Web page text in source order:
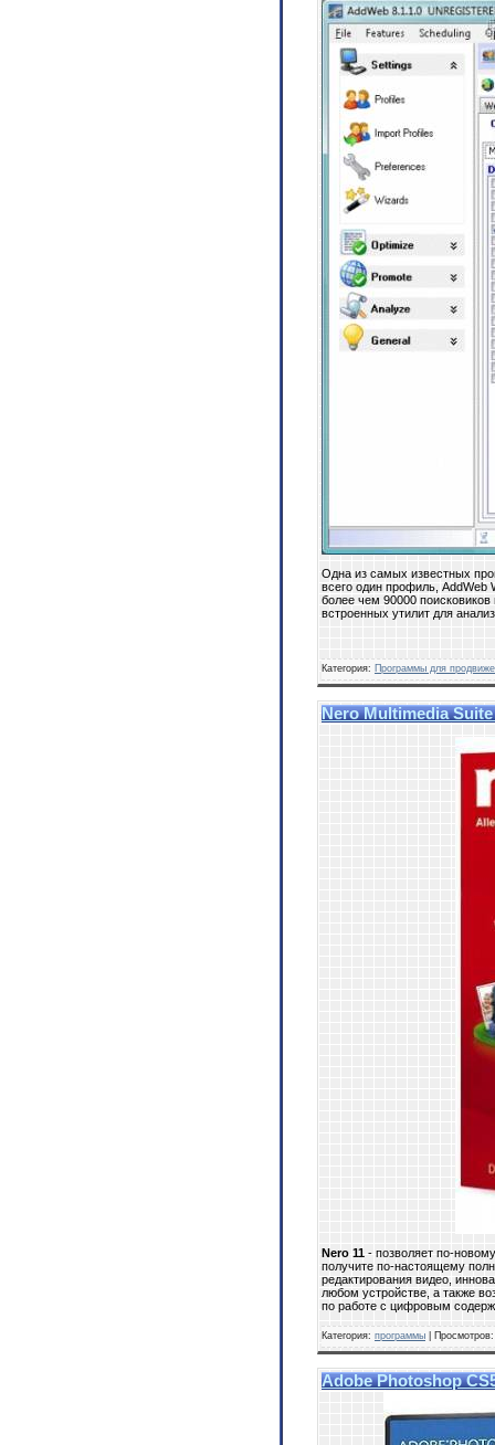
Одна из самых известных
всего один профиль,
более чем 90000
встроенных утилит для
Категория: Программы для
Nero Multimedia Suite
Nero 11 - позволяет по-
получите по-настоящему
редактирования видео,
любом устройстве, а также
по работе с цифровым
Категория: программы |
Adobe Photoshop